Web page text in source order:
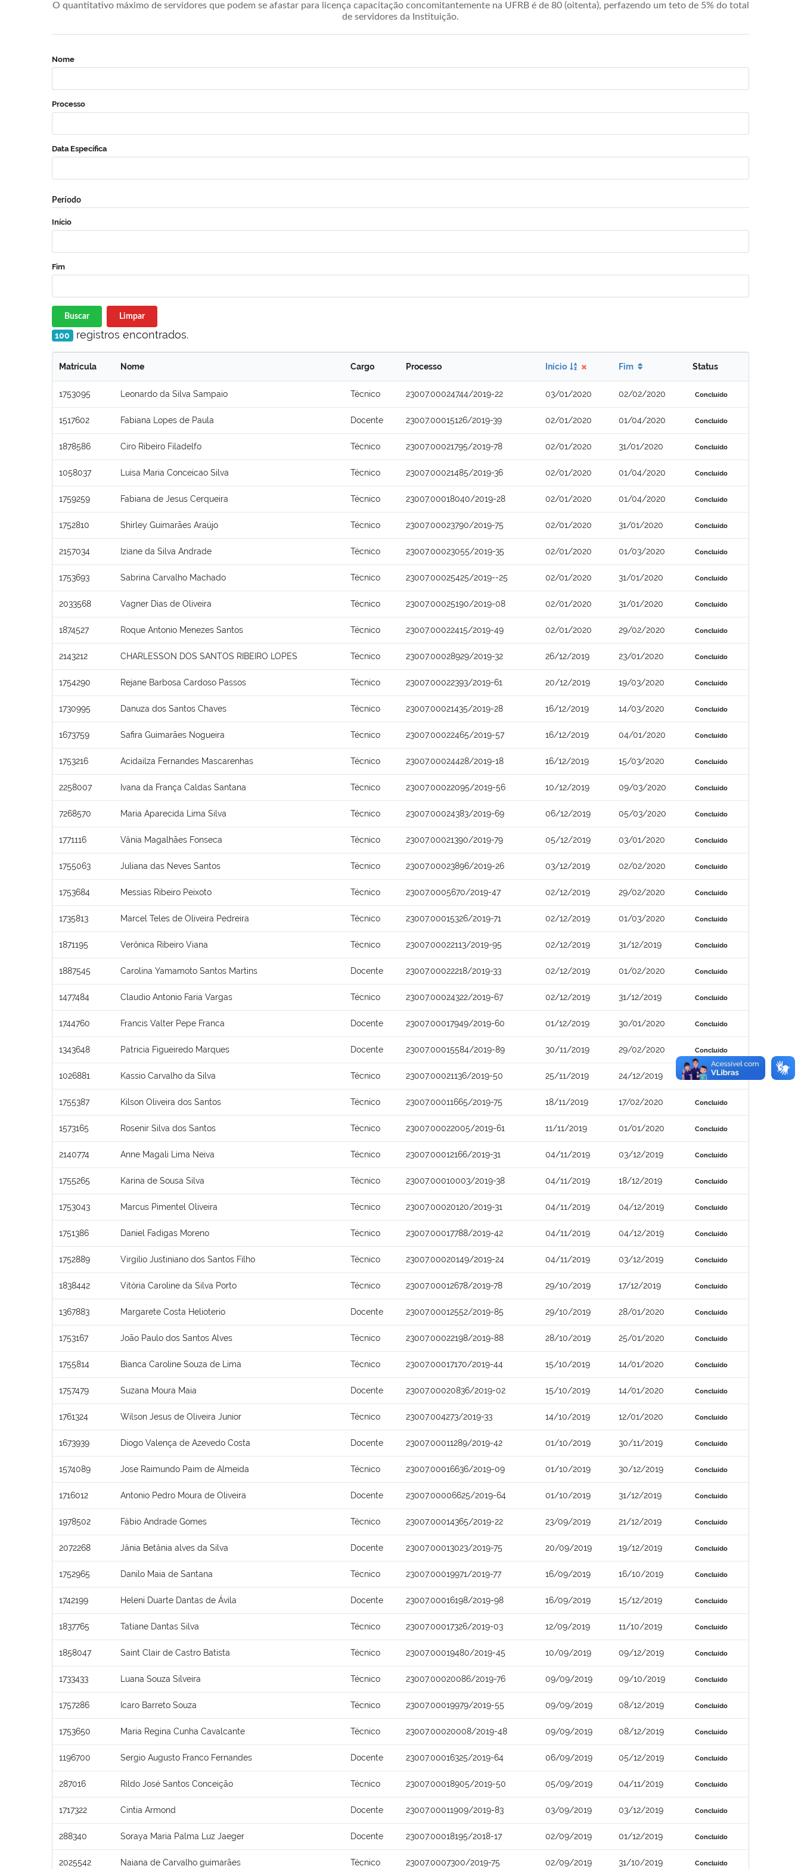
O quantitativo máximo de servidores que podem se afastar para licença capacitação concomitantemente na UFRB é de 80 (oitenta), perfazendo um teto de 5% do total
de servidores da Instituição.
Nome
Processo
Data Específica
Período
Início
Fim
Buscar Limpar
100 registros encontrados.
Matrícula Nome Cargo Processo Início Fim Status
1753095 Leonardo da Silva Sampaio Técnico 23007.00024744/2019-22 03/01/2020 02/02/2020 Concluído
1517602 Fabiana Lopes de Paula Docente 23007.00015126/2019-39 02/01/2020 01/04/2020 Concluído
1878586 Ciro Ribeiro Filadelfo Técnico 23007.00021795/2019-78 02/01/2020 31/01/2020 Concluído
1058037 Luisa Maria Conceicao Silva Técnico 23007.00021485/2019-36 02/01/2020 01/04/2020 Concluído
1759259 Fabiana de Jesus Cerqueira Técnico 23007.00018040/2019-28 02/01/2020 01/04/2020 Concluído
1752810 Shirley Guimarães Araújo Técnico 23007.00023790/2019-75 02/01/2020 31/01/2020 Concluído
2157034 Iziane da Silva Andrade Técnico 23007.00023055/2019-35 02/01/2020 01/03/2020 Concluído
1753693 Sabrina Carvalho Machado Técnico 23007.00025425/2019--25 02/01/2020 31/01/2020 Concluído
2033568 Vagner Dias de Oliveira Técnico 23007.00025190/2019-08 02/01/2020 31/01/2020 Concluído
1874527 Roque Antonio Menezes Santos Técnico 23007.00022415/2019-49 02/01/2020 29/02/2020 Concluído
2143212 CHARLESSON DOS SANTOS RIBEIRO LOPES Técnico 23007.00028929/2019-32 26/12/2019 23/01/2020 Concluído
1754290 Rejane Barbosa Cardoso Passos Técnico 23007.00022393/2019-61 20/12/2019 19/03/2020 Concluído
1730995 Danuza dos Santos Chaves Técnico 23007.00021435/2019-28 16/12/2019 14/03/2020 Concluído
1673759 Safira Guimarães Nogueira Técnico 23007.00022465/2019-57 16/12/2019 04/01/2020 Concluído
1753216 Acidailza Fernandes Mascarenhas Técnico 23007.00024428/2019-18 16/12/2019 15/03/2020 Concluído
2258007 Ivana da França Caldas Santana Técnico 23007.00022095/2019-56 10/12/2019 09/03/2020 Concluído
7268570 Maria Aparecida Lima Silva Técnico 23007.00024383/2019-69 06/12/2019 05/03/2020 Concluído
1771116 Vânia Magalhães Fonseca Técnico 23007.00021390/2019-79 05/12/2019 03/01/2020 Concluído
1755063 Juliana das Neves Santos Técnico 23007.00023896/2019-26 03/12/2019 02/02/2020 Concluído
1753684 Messias Ribeiro Peixoto Técnico 23007.0005670/2019-47 02/12/2019 29/02/2020 Concluído
1735813 Marcel Teles de Oliveira Pedreira Técnico 23007.00015326/2019-71 02/12/2019 01/03/2020 Concluído
1871195 Verônica Ribeiro Viana Técnico 23007.00022113/2019-95 02/12/2019 31/12/2019 Concluído
1887545 Carolina Yamamoto Santos Martins Docente 23007.00022218/2019-33 02/12/2019 01/02/2020 Concluído
1477484 Claudio Antonio Faria Vargas Técnico 23007.00024322/2019-67 02/12/2019 31/12/2019 Concluído
1744760 Francis Valter Pepe Franca Docente 23007.00017949/2019-60 01/12/2019 30/01/2020 Concluído
1343648 Patricia Figueiredo Marques Docente 23007.00015584/2019-89 30/11/2019 29/02/2020 Concluído
1026881 Kassio Carvalho da Silva Técnico 23007.00021136/2019-50 25/11/2019 24/12/2019 Concluído
1755387 Kilson Oliveira dos Santos Técnico 23007.00011665/2019-75 18/11/2019 17/02/2020 Concluído
1573165 Rosenir Silva dos Santos Técnico 23007.00022005/2019-61 11/11/2019 01/01/2020 Concluído
2140774 Anne Magali Lima Neiva Técnico 23007.00012166/2019-31 04/11/2019 03/12/2019 Concluído
1755265 Karina de Sousa Silva Técnico 23007.00010003/2019-38 04/11/2019 18/12/2019 Concluído
1753043 Marcus Pimentel Oliveira Técnico 23007.00020120/2019-31 04/11/2019 04/12/2019 Concluído
1751386 Daniel Fadigas Moreno Técnico 23007.00017788/2019-42 04/11/2019 04/12/2019 Concluído
1752889 Virgilio Justiniano dos Santos Filho Técnico 23007.00020149/2019-24 04/11/2019 03/12/2019 Concluído
1838442 Vitória Caroline da Silva Porto Técnico 23007.00012678/2019-78 29/10/2019 17/12/2019 Concluído
1367883 Margarete Costa Helioterio Docente 23007.00012552/2019-85 29/10/2019 28/01/2020 Concluído
1753167 João Paulo dos Santos Alves Técnico 23007.00022198/2019-88 28/10/2019 25/01/2020 Concluído
1755814 Bianca Caroline Souza de Lima Técnico 23007.00017170/2019-44 15/10/2019 14/01/2020 Concluído
1757479 Suzana Moura Maia Docente 23007.00020836/2019-02 15/10/2019 14/01/2020 Concluído
1761324 Wilson Jesus de Oliveira Junior Técnico 23007.004273/2019-33 14/10/2019 12/01/2020 Concluído
1673939 Diogo Valença de Azevedo Costa Docente 23007.00011289/2019-42 01/10/2019 30/11/2019 Concluído
1574089 Jose Raimundo Paim de Almeida Técnico 23007.00016636/2019-09 01/10/2019 30/12/2019 Concluído
1716012 Antonio Pedro Moura de Oliveira Docente 23007.00006625/2019-64 01/10/2019 31/12/2019 Concluído
1978502 Fábio Andrade Gomes Técnico 23007.00014365/2019-22 23/09/2019 21/12/2019 Concluído
2072268 Jânia Betânia alves da Silva Docente 23007.00013023/2019-75 20/09/2019 19/12/2019 Concluído
1752965 Danilo Maia de Santana Técnico 23007.00019971/2019-77 16/09/2019 16/10/2019 Concluído
1742199 Heleni Duarte Dantas de Ávila Docente 23007.00016198/2019-98 16/09/2019 15/12/2019 Concluído
1837765 Tatiane Dantas Silva Técnico 23007.00017326/2019-03 12/09/2019 11/10/2019 Concluído
1858047 Saint Clair de Castro Batista Técnico 23007.00019480/2019-45 10/09/2019 09/12/2019 Concluído
1733433 Luana Souza Silveira Técnico 23007.00020086/2019-76 09/09/2019 09/10/2019 Concluído
1757286 Icaro Barreto Souza Técnico 23007.00019979/2019-55 09/09/2019 08/12/2019 Concluído
1753650 Maria Regina Cunha Cavalcante Técnico 23007.00020008/2019-48 09/09/2019 08/12/2019 Concluído
1196700 Sergio Augusto Franco Fernandes Docente 23007.00016325/2019-64 06/09/2019 05/12/2019 Concluído
287016 Rildo José Santos Conceição Técnico 23007.00018905/2019-50 05/09/2019 04/11/2019 Concluído
1717322 Cintia Armond Docente 23007.00011909/2019-83 03/09/2019 03/12/2019 Concluído
288340 Soraya Maria Palma Luz Jaeger Docente 23007.00018195/2018-17 02/09/2019 01/12/2019 Concluído
2025542 Naiana de Carvalho guimarães Técnico 23007.0007300/2019-75 02/09/2019 31/10/2019 Concluído